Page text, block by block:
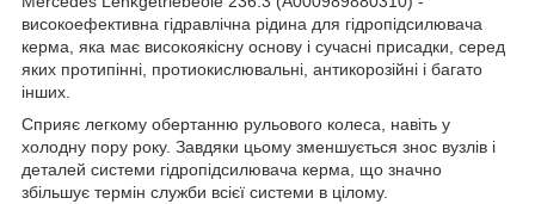
високоефективна гідравлічна рідина для гідропідсилювача
керма, яка має високоякісну основу і сучасні присадки, серед
яких протипінні, протиокислювальні, антикорозійні і багато
інших.
Сприяє легкому обертанню рульового колеса, навіть у
холодну пору року. Завдяки цьому зменшується знос вузлів і
деталей системи гідропідсилювача керма, що значно
збільшує термін служби всієї системи в цілому.